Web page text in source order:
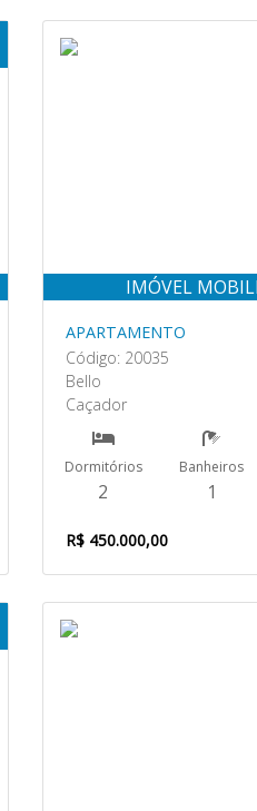
IMÓVEL
APARTAMENTO
Código: 20035
Bello
Caçador
Dormitórios
2
Banheiros
1
R$ 450.000,00